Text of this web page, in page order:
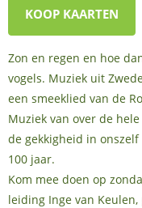
KOOP KAARTEN
Zon en regen en hoe
vogels. Muziek uit
een smeeklied van de
Muziek van over de
de gekkigheid in
100 jaar.
Kom mee doen op
leiding Inge van